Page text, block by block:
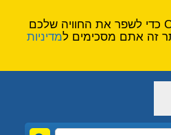
אנו משתמשים ב-Cookies כדי לשפר את החוויה שלכם
זה אתם מסכימים למדיניות